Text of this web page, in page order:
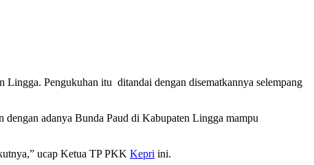
Pengukuhan itu ditandai dengan disematkannya selempang
adanya Bunda Paud di Kabupaten Lingga mampu
ucap Ketua TP PKK Kepri ini.